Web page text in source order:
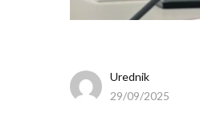
Urednik
29/09/2025